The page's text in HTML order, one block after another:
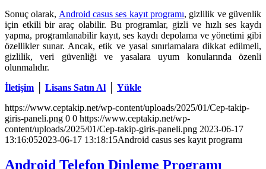
Sonuç olarak, Android casus ses kayıt programı, gizlilik ve güvenlik
için etkili bir araç olabilir. Bu programlar, gizli ve hızlı ses kaydı
yapma, programlanabilir kayıt, ses kaydı depolama ve yönetimi gibi
özellikler sunar. Ancak, etik ve yasal sınırlamalara dikkat edilmeli,
gizlilik, veri güvenliği ve yasalara uyum konularında özenli
olunmalıdır.
İletişim
Lisans Satın Al
Yükle
https://www.ceptakip.net/wp-content/uploads/2025/01/Cep-takip-
giris-paneli.png 0 0 https://www.ceptakip.net/wp-
content/uploads/2025/01/Cep-takip-giris-paneli.png 2023-06-17
13:16:052023-06-17 13:18:15Android casus ses kayıt programı
Android Telefon Dinleme Programı